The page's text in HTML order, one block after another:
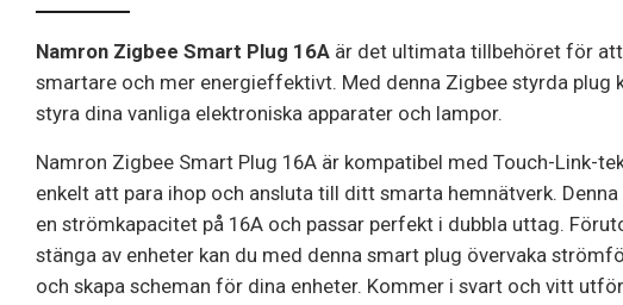
Namron Zigbee Smart Plug 16A är det ultimata tillbehöret för
smartare och mer energieffektivt. Med denna Zigbee styrda plug
styra dina vanliga elektroniska apparater och lampor.
Namron Zigbee Smart Plug 16A är kompatibel med Touch-Link-
enkelt att para ihop och ansluta till ditt smarta hemnätverk.
en strömkapacitet på 16A och passar perfekt i dubbla uttag.
stänga av enheter kan du med denna smart plug övervaka
och skapa scheman för dina enheter. Kommer i svart och vitt